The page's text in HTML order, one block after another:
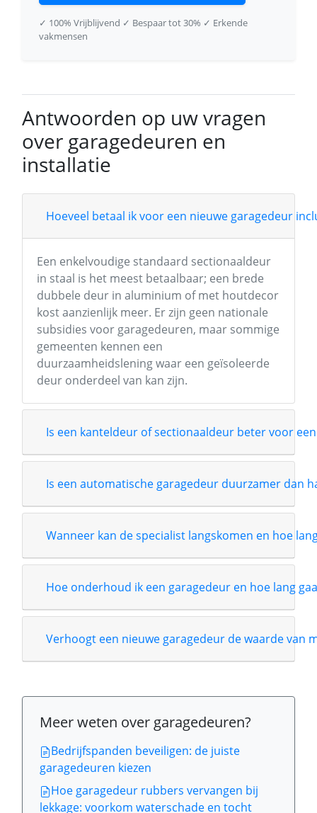
✓ 100% Vrijblijvend ✓ Bespaar tot 30% ✓ Erkende
vakmensen
Antwoorden op uw vragen
over garagedeuren en
installatie
Hoeveel betaal ik voor een nieuwe garagedeur
Een enkelvoudige standaard sectionaaldeur
in staal is het meest betaalbaar; een brede
dubbele deur in aluminium of met houtdecor
kost aanzienlijk meer. Er zijn geen nationale
subsidies voor garagedeuren, maar sommige
gemeenten kennen een
duurzaamheidslening waar een geïsoleerde
deur onderdeel van kan zijn.
Is een kanteldeur of sectionaaldeur beter voor
Is een automatische garagedeur duurzamer dan
Wanneer kan de specialist langskomen en hoe
Hoe onderhoud ik een garagedeur en hoe lang
Verhoogt een nieuwe garagedeur de waarde van
Meer weten over garagedeuren?
Bedrijfspanden beveiligen: de juiste
garagedeuren kiezen
Hoe garagedeur rubbers vervangen bij
lekkage: voorkom waterschade en tocht